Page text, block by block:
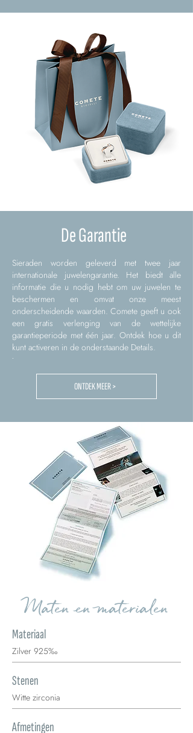
De Garantie
Sieraden worden geleverd met twee jaar
internationale juwelengarantie. Het biedt alle
informatie die u nodig hebt om uw juwelen te
beschermen en omvat onze meest
onderscheidende waarden. Comete geeft u ook
een gratis verlenging van de wettelijke
garantieperiode met één jaar. Ontdek hoe u dit
kunt activeren in de onderstaande Details.
ONTDEK MEER >
Maten en materialen
Materiaal
Zilver 925‰
Stenen
Witte zirconia
Afmetingen